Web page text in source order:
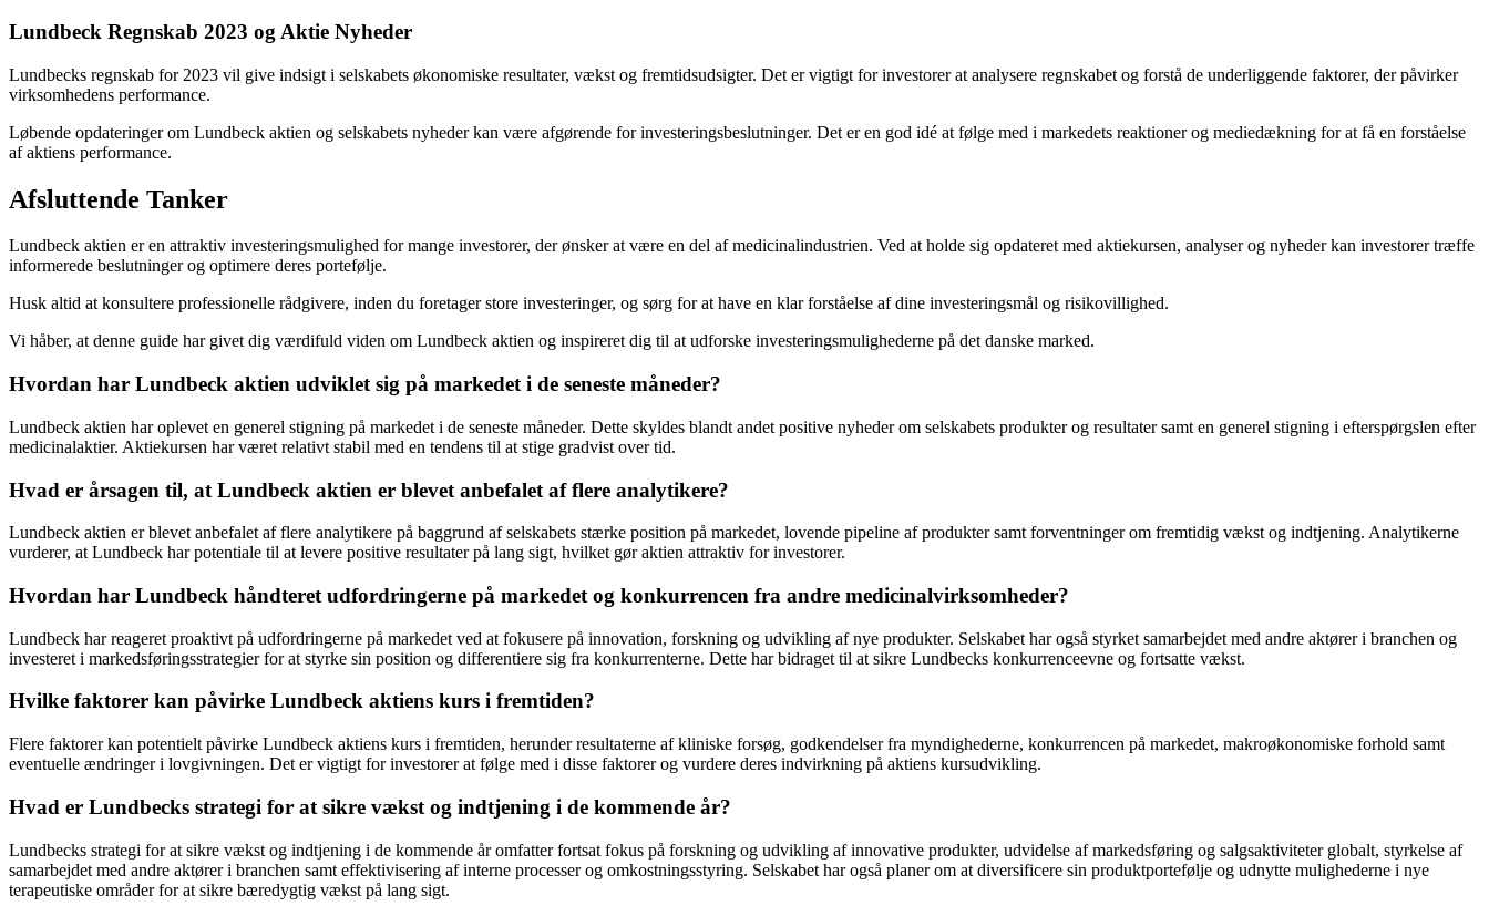
Lundbeck Regnskab 2023 og Aktie Nyheder
Lundbecks regnskab for 2023 vil give indsigt i selskabets økonomiske resultater, vækst og fremtidsudsigter. Det er vigtigt for investorer at analysere regnskabet og forstå de underliggende faktorer, der påvirker
virksomhedens performance.
Løbende opdateringer om Lundbeck aktien og selskabets nyheder kan være afgørende for investeringsbeslutninger. Det er en god idé at følge med i markedets reaktioner og mediedækning for at få en forståelse
af aktiens performance.
Afsluttende Tanker
Lundbeck aktien er en attraktiv investeringsmulighed for mange investorer, der ønsker at være en del af medicinalindustrien. Ved at holde sig opdateret med aktiekursen, analyser og nyheder kan investorer træffe
informerede beslutninger og optimere deres portefølje.
Husk altid at konsultere professionelle rådgivere, inden du foretager store investeringer, og sørg for at have en klar forståelse af dine investeringsmål og risikovillighed.
Vi håber, at denne guide har givet dig værdifuld viden om Lundbeck aktien og inspireret dig til at udforske investeringsmulighederne på det danske marked.
Hvordan har Lundbeck aktien udviklet sig på markedet i de seneste måneder?
Lundbeck aktien har oplevet en generel stigning på markedet i de seneste måneder. Dette skyldes blandt andet positive nyheder om selskabets produkter og resultater samt en generel stigning i efterspørgslen efter
medicinalaktier. Aktiekursen har været relativt stabil med en tendens til at stige gradvist over tid.
Hvad er årsagen til, at Lundbeck aktien er blevet anbefalet af flere analytikere?
Lundbeck aktien er blevet anbefalet af flere analytikere på baggrund af selskabets stærke position på markedet, lovende pipeline af produkter samt forventninger om fremtidig vækst og indtjening. Analytikerne
vurderer, at Lundbeck har potentiale til at levere positive resultater på lang sigt, hvilket gør aktien attraktiv for investorer.
Hvordan har Lundbeck håndteret udfordringerne på markedet og konkurrencen fra andre medicinalvirksomheder?
Lundbeck har reageret proaktivt på udfordringerne på markedet ved at fokusere på innovation, forskning og udvikling af nye produkter. Selskabet har også styrket samarbejdet med andre aktører i branchen og
investeret i markedsføringsstrategier for at styrke sin position og differentiere sig fra konkurrenterne. Dette har bidraget til at sikre Lundbecks konkurrenceevne og fortsatte vækst.
Hvilke faktorer kan påvirke Lundbeck aktiens kurs i fremtiden?
Flere faktorer kan potentielt påvirke Lundbeck aktiens kurs i fremtiden, herunder resultaterne af kliniske forsøg, godkendelser fra myndighederne, konkurrencen på markedet, makroøkonomiske forhold samt
eventuelle ændringer i lovgivningen. Det er vigtigt for investorer at følge med i disse faktorer og vurdere deres indvirkning på aktiens kursudvikling.
Hvad er Lundbecks strategi for at sikre vækst og indtjening i de kommende år?
Lundbecks strategi for at sikre vækst og indtjening i de kommende år omfatter fortsat fokus på forskning og udvikling af innovative produkter, udvidelse af markedsføring og salgsaktiviteter globalt, styrkelse af
samarbejdet med andre aktører i branchen samt effektivisering af interne processer og omkostningsstyring. Selskabet har også planer om at diversificere sin produktportefølje og udnytte mulighederne i nye
terapeutiske områder for at sikre bæredygtig vækst på lang sigt.